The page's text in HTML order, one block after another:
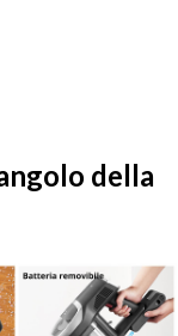
della